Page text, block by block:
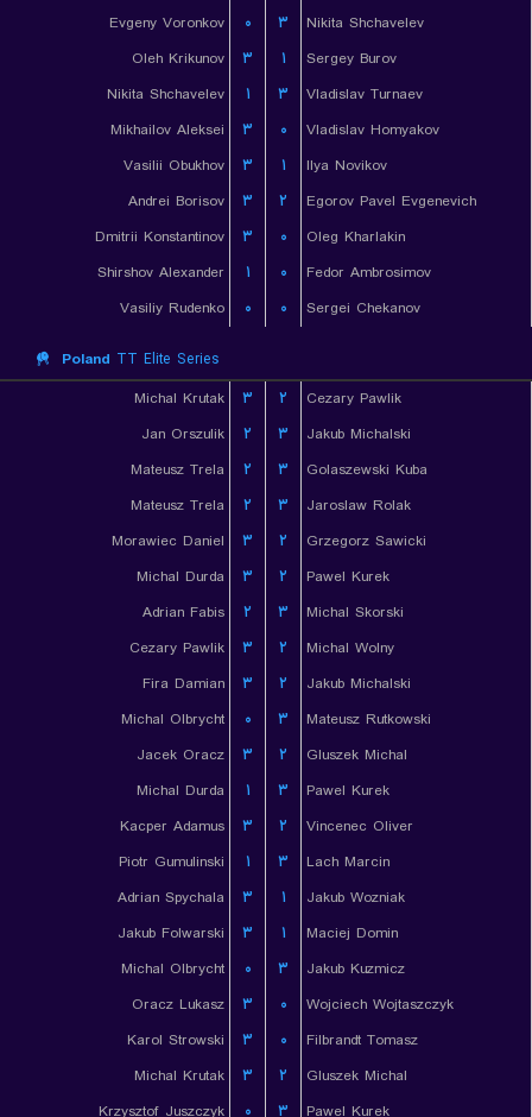
Evgeny Voronkov
۰ ۳
Nikita Shchavelev
Oleh Krikunov
۳ ۱
Sergey Burov
Nikita Shchavelev
۱ ۳
Vladislav Turnaev
Mikhailov Aleksei
۳ ۰
Vladislav Homyakov
Vasilii Obukhov
۳ ۱
Ilya Novikov
Andrei Borisov
۳ ۲
Egorov Pavel Evgenevich
Dmitrii Konstantinov
۳ ۰
Oleg Kharlakin
Shirshov Alexander
۱ ۰
Fedor Ambrosimov
Vasiliy Rudenko
۰ ۰ Sergei Chekanov
Poland TT Elite Series
Michal Krutak
۳ ۲
Cezary Pawlik
Jan Orszulik
۲ ۳
Jakub Michalski
Mateusz Trela
۲ ۳
Golaszewski Kuba
Mateusz Trela
۲ ۳
Jaroslaw Rolak
Morawiec Daniel
۳ ۲
Grzegorz Sawicki
Michal Durda
۳ ۲
Pawel Kurek
Adrian Fabis
۲ ۳
Michal Skorski
Cezary Pawlik
۳ ۲
Michal Wolny
Fira Damian
۳ ۲
Jakub Michalski
Michal Olbrycht
۰ ۳
Mateusz Rutkowski
Jacek Oracz
۳ ۲
Gluszek Michal
Michal Durda
۱ ۳
Pawel Kurek
Kacper Adamus
۳ ۲
Vincenec Oliver
Piotr Gumulinski
۱ ۳
Lach Marcin
Adrian Spychala
۳ ۱
Jakub Wozniak
Jakub Folwarski
۳ ۱
Maciej Domin
Michal Olbrycht
۰ ۳
Jakub Kuzmicz
Oracz Lukasz
۳ ۰
Wojciech Wojtaszczyk
Karol Strowski
۳ ۰
Filbrandt Tomasz
Michal Krutak
۳ ۲
Gluszek Michal
Krzysztof Juszczyk
۰ ۳
Pawel Kurek